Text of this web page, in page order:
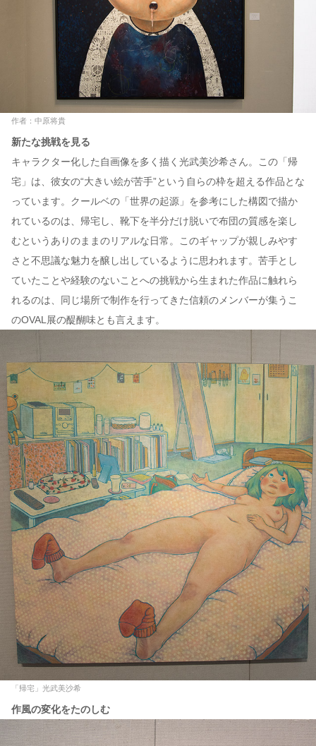
作者：中原将貴
新たな挑戦を見る
キャラクター化した自画像を多く描く光武美沙希さん。この「帰
宅」は、彼女の“大きい絵が苦手”という自らの枠を超える作品とな
っています。クールベの「世界の起源」を参考にした構図で描か
れているのは、帰宅し、靴下を半分だけ脱いで布団の質感を楽し
むというありのままのリアルな日常。このギャップが親しみやす
さと不思議な魅力を醸し出しているように思われます。苦手とし
ていたことや経験のないことへの挑戦から生まれた作品に触れら
れるのは、同じ場所で制作を行ってきた信頼のメンバーが集うこ
のOVAL展の醍醐味とも言えます。
「帰宅」光武美沙希
作風の変化をたのしむ